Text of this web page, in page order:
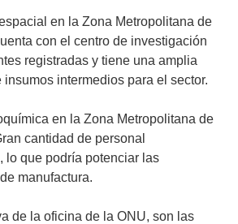
en la Zona Metropolitana de
con el centro de investigación
registradas y tiene una amplia
insumos intermedios para el sector.
en la Zona Metropolitana de
cantidad de personal
lo que podría potenciar las
manufactura.
de la oficina de la ONU, son las